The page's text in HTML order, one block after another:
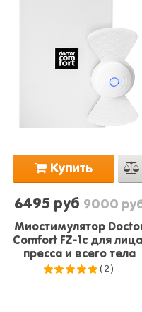
Купить
6495 руб 9000
Миостимулятор
Comfort FZ-1c для
пресса и всего тела
(2)